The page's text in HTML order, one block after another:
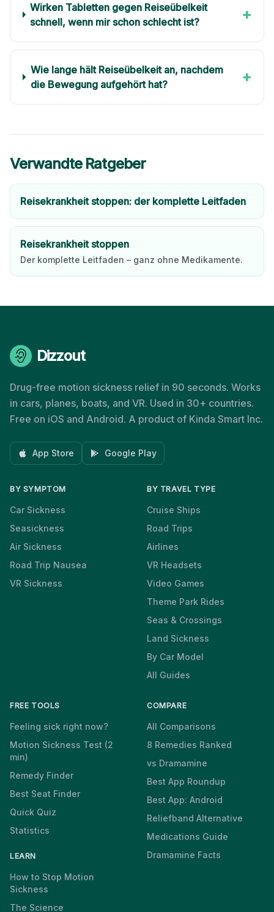
Wirken Tabletten gegen Reiseübelkeit
schnell, wenn mir schon schlecht ist?
+
Wie lange hält Reiseübelkeit an, nachdem
die Bewegung aufgehört hat?
+
Verwandte Ratgeber
Reisekrankheit stoppen: der komplette Leitfaden
Reisekrankheit stoppen
Der komplette Leitfaden – ganz ohne Medikamente.
Dizzout
Drug-free motion sickness relief in 90 seconds. Works
in cars, planes, boats, and VR. Used in 30+ countries.
Free on iOS and Android. A product of Kinda Smart Inc.
App Store Google Play
BY SYMPTOM
Car Sickness
Seasickness
Air Sickness
Road Trip Nausea
VR Sickness
BY TRAVEL TYPE
Cruise Ships
Road Trips
Airlines
VR Headsets
Video Games
Theme Park Rides
Seas & Crossings
Land Sickness
By Car Model
All Guides
FREE TOOLS
Feeling sick right now?
Motion Sickness Test (2
min)
Remedy Finder
Best Seat Finder
Quick Quiz
Statistics
LEARN
How to Stop Motion
Sickness
The Science
COMPARE
All Comparisons
8 Remedies Ranked
vs Dramamine
Best App Roundup
Best App: Android
Reliefband Alternative
Medications Guide
Dramamine Facts